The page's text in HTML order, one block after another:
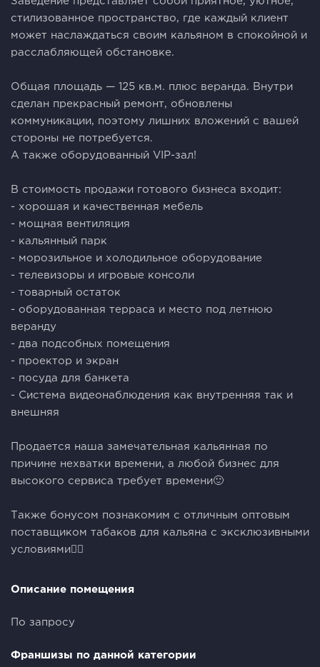
стилизованное пространство, где каждый клиент
может наслаждаться своим кальяном в спокойной и
расслабляющей обстановке.
Общая площадь — 125 кв.м. плюс веранда. Внутри
сделан прекрасный ремонт, обновлены
коммуникации, поэтому лишних вложений с вашей
стороны не потребуется.
А также оборудованный VIP-зал!
В стоимость продажи готового бизнеса входит:
- хорошая и качественная мебель
- мощная вентиляция
- кальянный парк
- морозильное и холодильное оборудование
- телевизоры и игровые консоли
- товарный остаток
- оборудованная терраса и место под летнюю
веранду
- два подсобных помещения
- проектор и экран
- посуда для банкета
- Система видеонаблюдения как внутренняя так и
внешняя
Продается наша замечательная кальянная по
причине нехватки времени, а любой бизнес для
высокого сервиса требует времени🙂
Также бонусом познакомим с отличным оптовым
поставщиком табаков для кальяна с эксклюзивными
условиями👍🏻
Описание помещения
По запросу
Франшизы по данной категории